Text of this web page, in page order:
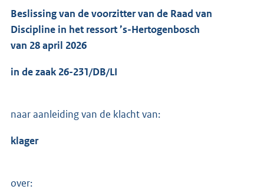
Beslissing van de voorzitter van de Raad van
Discipline in het ressort ’s-Hertogenbosch
van 28 april 2026
in de zaak 26-231/DB/LI
naar aanleiding van de klacht van:
klager
over: